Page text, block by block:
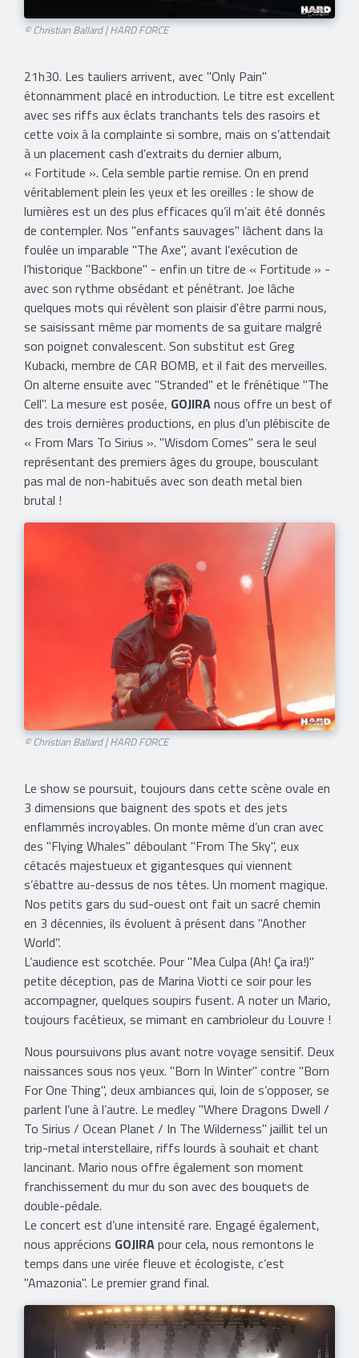
© Christian Ballard | HARD FORCE
21h30. Les tauliers arrivent, avec "Only Pain"
étonnamment placé en introduction. Le titre est excellent
avec ses riffs aux éclats tranchants tels des rasoirs et
cette voix à la complainte si sombre, mais on s’attendait
à un placement cash d’extraits du dernier album,
« Fortitude ». Cela semble partie remise. On en prend
véritablement plein les yeux et les oreilles : le show de
lumières est un des plus efficaces qu’il m’ait été donnés
de contempler. Nos "enfants sauvages" lâchent dans la
foulée un imparable "The Axe", avant l’exécution de
l’historique "Backbone" - enfin un titre de « Fortitude » -
avec son rythme obsédant et pénétrant. Joe lâche
quelques mots qui révèlent son plaisir d'être parmi nous,
se saisissant même par moments de sa guitare malgré
son poignet convalescent. Son substitut est Greg
Kubacki, membre de CAR BOMB, et il fait des merveilles.
On alterne ensuite avec "Stranded" et le frénétique "The
Cell". La mesure est posée, GOJIRAnous offre un best of
des trois dernières productions, en plus d’un plébiscite de
« From Mars To Sirius ». "Wisdom Comes" sera le seul
représentant des premiers âges du groupe, bousculant
pas mal de non-habitués avec son death metal bien
brutal !
© Christian Ballard | HARD FORCE
Le show se poursuit, toujours dans cette scène ovale en
3 dimensions que baignent des spots et des jets
enflammés incroyables. On monte même d’un cran avec
des "Flying Whales" déboulant "From The Sky", eux
cétacés majestueux et gigantesques qui viennent
s’ébattre au-dessus de nos têtes. Un moment magique.
Nos petits gars du sud-ouest ont fait un sacré chemin
en 3 décennies, ils évoluent à présent dans "Another
World".
L’audience est scotchée. Pour "Mea Culpa (Ah! Ça ira!)"
petite déception, pas de Marina Viotti ce soir pour les
accompagner, quelques soupirs fusent. A noter un Mario,
toujours facétieux, se mimant en cambrioleur du Louvre !
Nous poursuivons plus avant notre voyage sensitif. Deux
naissances sous nos yeux. "Born In Winter" contre "Born
For One Thing", deux ambiances qui, loin de s’opposer, se
parlent l’une à l’autre. Le medley "Where Dragons Dwell /
To Sirius / Ocean Planet / In The Wilderness" jaillit tel un
trip-metal interstellaire, riffs lourds à souhait et chant
lancinant. Mario nous offre également son moment
franchissement du mur du son avec des bouquets de
double-pédale.
Le concert est d’une intensité rare. Engagé également,
nous apprécions GOJIRApour cela, nous remontons le
temps dans une virée fleuve et écologiste, c’est
"Amazonia". Le premier grand final.